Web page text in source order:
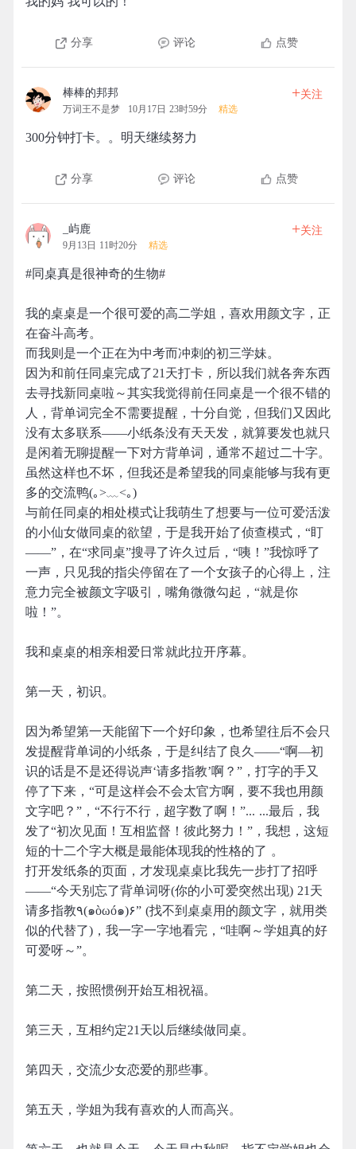
分享 评论 点赞
棒棒的邦邦
万词王不是梦 10月17日 23时59分 精选
+关注
300分钟打卡。。明天继续努力
分享 评论 点赞
_屿鹿
9月13日 11时20分 精选
+关注
#同桌真是很神奇的生物#
我的桌桌是一个很可爱的高二学姐，喜欢用颜文字，正
在奋斗高考。
而我则是一个正在为中考而冲刺的初三学妹。
因为和前任同桌完成了21天打卡，所以我们就各奔东西
去寻找新同桌啦～其实我觉得前任同桌是一个很不错的
人，背单词完全不需要提醒，十分自觉，但我们又因此
没有太多联系——小纸条没有天天发，就算要发也就只
是闲着无聊提醒一下对方背单词，通常不超过二十字。
虽然这样也不坏，但我还是希望我的同桌能够与我有更
多的交流鸭(｡>﹏<｡)
与前任同桌的相处模式让我萌生了想要与一位可爱活泼
的小仙女做同桌的欲望，于是我开始了侦查模式，“盯
——”，在“求同桌”搜寻了许久过后，“咦！”我惊呼了
一声，只见我的指尖停留在了一个女孩子的心得上，注
意力完全被颜文字吸引，嘴角微微勾起，“就是你
啦！”。
我和桌桌的相亲相爱日常就此拉开序幕。
第一天，初识。
因为希望第一天能留下一个好印象，也希望往后不会只
发提醒背单词的小纸条，于是纠结了良久——“啊—初
识的话是不是还得说声‘请多指教’啊？”，打字的手又
停了下来，“可是这样会不会太官方啊，要不我也用颜
文字吧？”，“不行不行，超字数了啊！”... ...最后，我
发了“初次见面！互相监督！彼此努力！”，我想，这短
短的十二个字大概是最能体现我的性格的了 。
打开发纸条的页面，才发现桌桌比我先一步打了招呼
——“今天别忘了背单词呀(你的小可爱突然出现) 21天
请多指教٩(๑òωó๑)۶” (找不到桌桌用的颜文字，就用类
似的代替了)，我一字一字地看完，“哇啊～学姐真的好
可爱呀～”。
第二天，按照惯例开始互相祝福。
第三天，互相约定21天以后继续做同桌。
第四天，交流少女恋爱的那些事。
第五天，学姐为我有喜欢的人而高兴。